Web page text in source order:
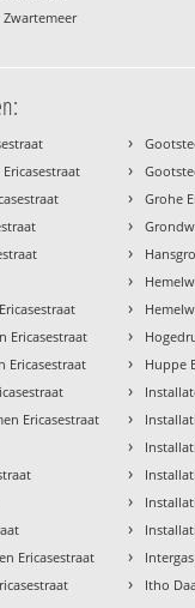
Ericasestraat
Ericasestraat
Ericasestraat
Ericasestraat
›
›
› Grohe
›
›
›
›
›
› Huppe
›
›
›
›
›
›
›
› Itho